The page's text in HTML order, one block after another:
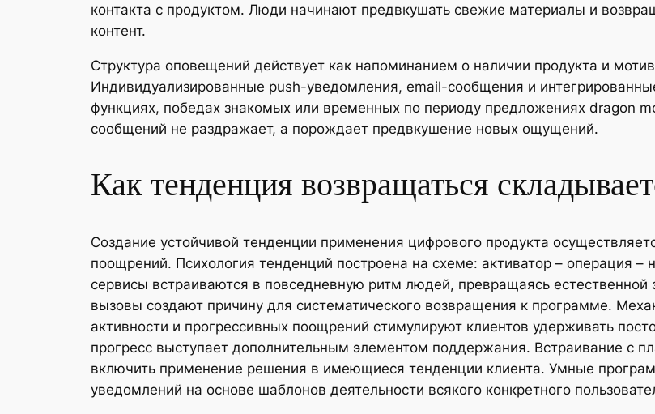
контакта с продуктом. Люди начинают предвкушать свежие материалы и
контент.
Структура оповещений действует как напоминанием о наличии продукта и
Индивидуализированные push-уведомления, email-сообщения и
функциях, победах знакомых или временных по периоду предложениях dragon
сообщений не раздражает, а порождает предвкушение новых ощущений.
Как тенденция возвращаться
Создание устойчивой тенденции применения цифрового продукта
поощрений. Психология тенденций построена на схеме: активатор – операция
сервисы встраиваются в повседневную ритм людей, превращаясь
вызовы создают причину для систематического возвращения к программе.
активности и прогрессивных поощрений стимулируют клиентов удерживать
прогресс выступает дополнительным элементом поддержания. Встраивание с
включить применение решения в имеющиеся тенденции клиента. Умные
уведомлений на основе шаблонов деятельности всякого конкретного